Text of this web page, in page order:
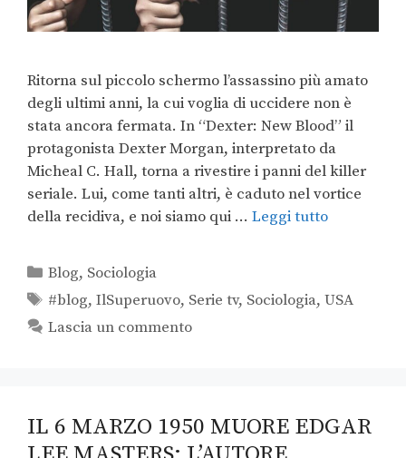
Ritorna sul piccolo schermo l’assassino più amato
degli ultimi anni, la cui voglia di uccidere non è
stata ancora fermata. In “Dexter: New Blood” il
protagonista Dexter Morgan, interpretato da
Micheal C. Hall, torna a rivestire i panni del killer
seriale. Lui, come tanti altri, è caduto nel vortice
della recidiva, e noi siamo qui … Leggi tutto
Blog, Sociologia
#blog,IlSuperuovo, Serie tv, Sociologia,USA
Lascia un commento
IL 6 MARZO 1950 MUORE EDGAR